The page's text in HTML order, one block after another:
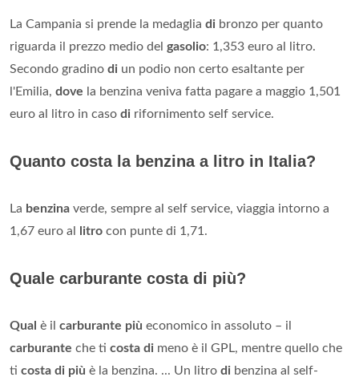
La Campania si prende la medaglia di bronzo per quanto
riguarda il prezzo medio del gasolio: 1,353 euro al litro.
Secondo gradino di un podio non certo esaltante per
l'Emilia, dove la benzina veniva fatta pagare a maggio 1,501
euro al litro in caso di rifornimento self service.
Quanto costa la benzina a litro in Italia?
La benzina verde, sempre al self service, viaggia intorno a
1,67 euro al
litro con punte di 1,71.
Quale carburante costa di più?
Qual è il carburante più economico in assoluto – il
carburante che ti costa di meno è il GPL, mentre quello che
ti costa di più è la benzina. ... Un litro di benzina al self-